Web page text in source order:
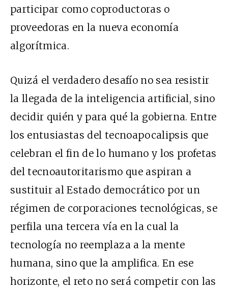
participar como coproductoras o
proveedoras en la nueva economía
algorítmica.
Quizá el verdadero desafío no sea resistir
la llegada de la inteligencia artificial, sino
decidir quién y para qué la gobierna. Entre
los entusiastas del tecnoapocalipsis que
celebran el fin de lo humano y los profetas
del tecnoautoritarismo que aspiran a
sustituir al Estado democrático por un
régimen de corporaciones tecnológicas, se
perfila una tercera vía en la cual la
tecnología no reemplaza a la mente
humana, sino que la amplifica. En ese
horizonte, el reto no será competir con las